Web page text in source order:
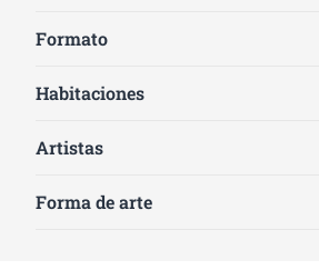
Formato
Habitaciones
Artistas
Forma de arte